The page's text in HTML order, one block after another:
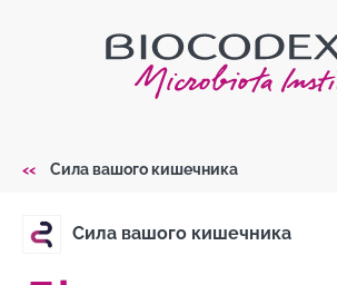
Сила вашого кишечника
Сила вашого кишечника